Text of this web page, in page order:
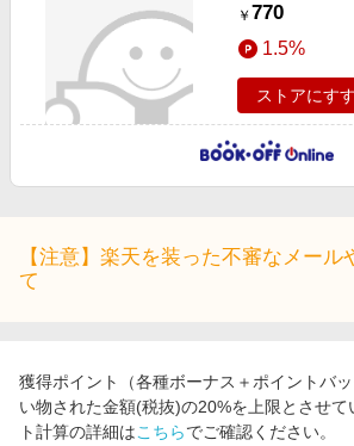
￥ 770
1.5%
ストアにす
【注意】楽天を装った不審なメール
て
獲得ポイント（各種ボーナス＋ポイントバ
い物された金額(税抜)の20%を上限とさせ
ト計算の詳細はこちらでご確認ください。